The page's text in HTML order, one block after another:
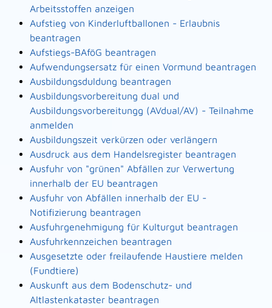
Arbeitsstoffen anzeigen
Aufstieg von Kinderluftballonen - Erlaubnis
beantragen
Aufstiegs-BAföG beantragen
Aufwendungsersatz für einen Vormund beantragen
Ausbildungsduldung beantragen
Ausbildungsvorbereitung dual und
Ausbildungsvorbereitungg (AVdual/AV) - Teilnahme
anmelden
Ausbildungszeit verkürzen oder verlängern
Ausdruck aus dem Handelsregister beantragen
Ausfuhr von "grünen" Abfällen zur Verwertung
innerhalb der EU beantragen
Ausfuhr von Abfällen innerhalb der EU -
Notifizierung beantragen
Ausfuhrgenehmigung für Kulturgut beantragen
Ausfuhrkennzeichen beantragen
Ausgesetzte oder freilaufende Haustiere melden
(Fundtiere)
Auskunft aus dem Bodenschutz- und
Altlastenkataster beantragen